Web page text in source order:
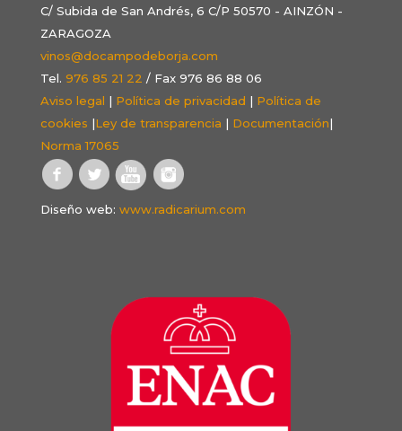
C/ Subida de San Andrés, 6 C/P 50570 - AINZÓN -
ZARAGOZA
vinos@docampodeborja.com
Tel. 976 85 21 22 / Fax 976 86 88 06
Aviso legal | Política de privacidad | Política de
cookies |Ley de transparencia | Documentación|
Norma 17065
Diseño web: www.radicarium.com